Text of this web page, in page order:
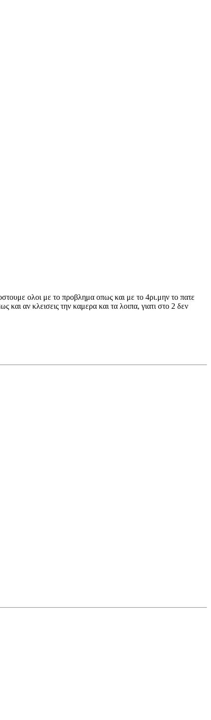
ολοι με το προβλημα οπως και με το 4ρι.μην το πατε
και αν κλεισεις την καμερα και τα λοιπα, γιατι στο 2 δεν